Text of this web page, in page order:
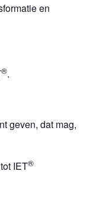
en
®.
geven, dat mag,
IET®